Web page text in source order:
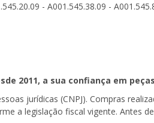
- A001.545.38.09 -
2011, a sua confiança em
jurídicas (CNPJ). Compras
a legislação fiscal vigente.